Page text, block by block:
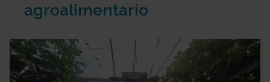
agroalimentario